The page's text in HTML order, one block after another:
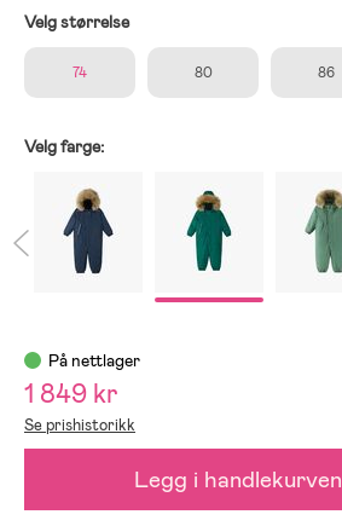
Velg størrelse
74 80 86
Velg farge:
På nettlager
1 849 kr
Se prishistorikk
Legg i handlekurven